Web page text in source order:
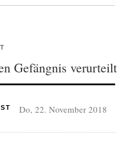
Gefängnis verurteilt
Do, 22. November 2018